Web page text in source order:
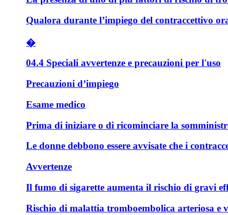
Qualora durante l’impiego del contraccettivo
�
04.4 Speciali avvertenze e precauzioni per l'uso
Precauzioni d’impiego
Esame medico
Prima di iniziare o di ricominciare la
Le donne debbono essere avvisate che i
Avvertenze
Il fumo di sigarette aumenta il rischio di gravi
Rischio di malattia tromboembolica arteriosa e